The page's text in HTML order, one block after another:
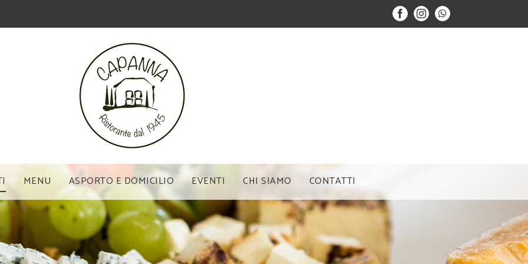
FacebookInstagramWhatsApp
MENU ASPORTO E DOMICILIO EVENTI CHI SIAMO CONTATTI